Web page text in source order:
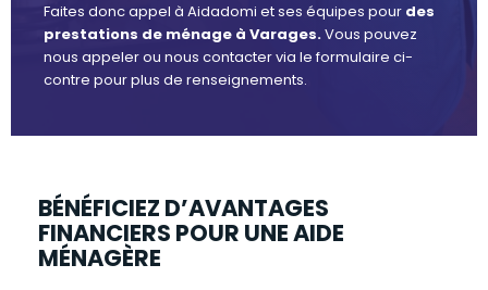
Faites donc appel à Aidadomi et ses équipes pour des
prestations de ménage à Varages.Vous pouvez
nous appeler ou nous contacter via le formulaire ci-
contre pour plus de renseignements.
BÉNÉFICIEZ D’AVANTAGES
FINANCIERS POUR UNE AIDE
MÉNAGÈRE